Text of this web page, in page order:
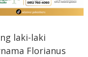
laki-laki
Florianus